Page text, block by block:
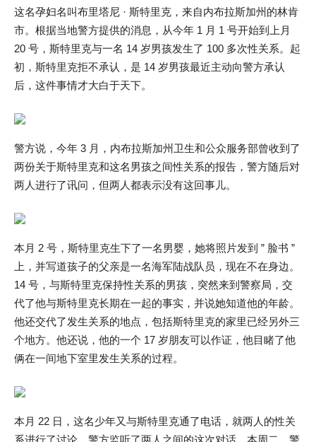
这名孕妇名叫布里塔尼 · 斯特里克，来自内布拉斯加州的林肯
市。根据当地警方提供的消息，从今年 1 月 1 号开始到上月
20 号，斯特里克与一名 14 岁男孩发生了 100 多次性关系。起
初，斯特里克拒不承认，是 14 岁男孩最近主动向警方承认
后，这件事情才大白于天下。
警方说，今年 3 月，内布拉斯加州卫生和公众服务部曾收到了
两份关于斯特里克和这名男孩之间性关系的报告，警方随后对
两人进行了讯问，但两人都表示没有这回事儿。
本月 2 号，斯特里克生下了一名男婴，她将照片发到 ” 脸书 ”
上，并写道孩子的父亲是一名海军陆战队员，现在不在身边。
14 号，与斯特里克保持性关系的男孩，突然来到警察局，交
代了他与斯特里克长期在一起的事实，并说她知道他的年龄。
他还交代了发生关系的地点，包括斯特里克的家里已经另外三
个地方。他还说，他的一个 17 岁朋友可以作证，他目睹了他
俩在一间地下室里发生关系的过程。
本月 22 日，这名少年又与斯特里克通了电话，就两人的性关
系进行了讨论。警方监听了两人之间的这次对话。本周二，警